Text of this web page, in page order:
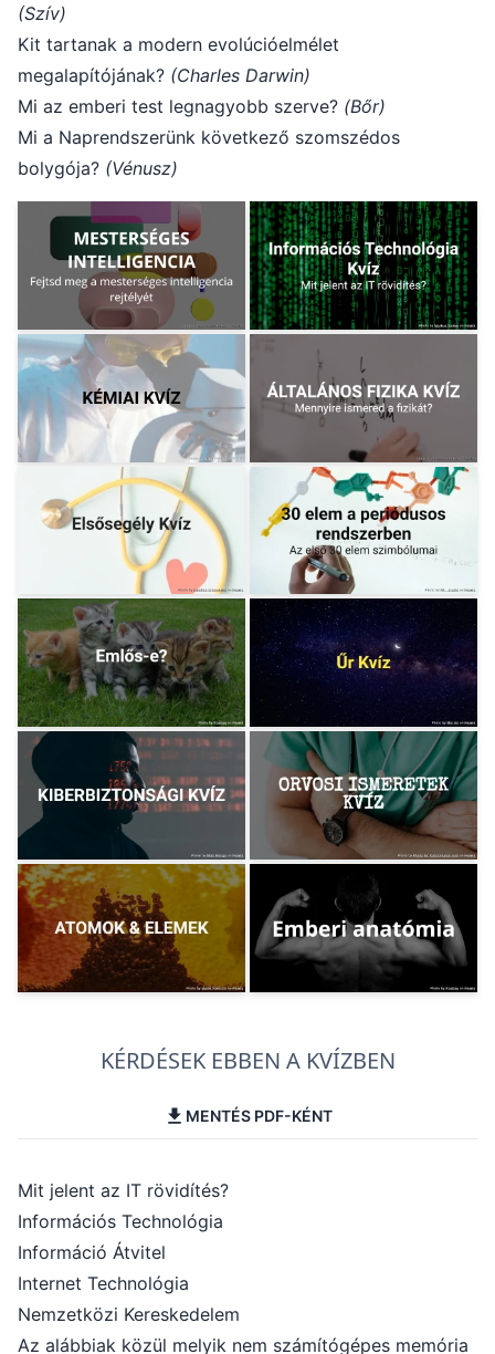
(Szív)
Kit tartanak a modern evolúcióelmélet
megalapítójának? (Charles Darwin)
Mi az emberi test legnagyobb szerve? (Bőr)
Mi a Naprendszerünk következő szomszédos
bolygója? (Vénusz)
KÉRDÉSEK EBBEN A KVÍZBEN
MENTÉS PDF-KÉNT
Mit jelent az IT rövidítés?
Információs Technológia
Információ Átvitel
Internet Technológia
Nemzetközi Kereskedelem
Az alábbiak közül melyik nem számítógépes memória